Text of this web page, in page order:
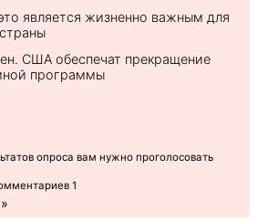
является жизненно важным для
США обеспечат прекращение
программы
опроса вам нужно проголосовать
1